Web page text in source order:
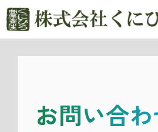
お問い合